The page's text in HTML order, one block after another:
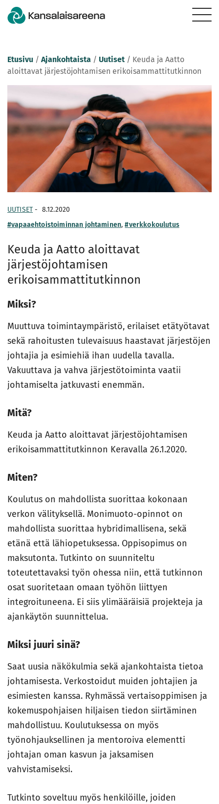
Etusivu / Ajankohtaista / Uutiset / Keuda ja Aatto
aloittavat järjestöjohtamisen erikoisammattitutkinnon
UUTISET - 8.12.2020
#vapaaehtoistoiminnan johtaminen,#verkkokoulutus
Keuda ja Aatto aloittavat
järjestöjohtamisen
erikoisammattitutkinnon
Miksi?
Muuttuva toimintaympäristö, erilaiset etätyötavat
sekä rahoitusten tulevaisuus haastavat järjestöjen
johtajia ja esimiehiä ihan uudella tavalla.
Vakuuttava ja vahva järjestötoiminta vaatii
johtamiselta jatkuvasti enemmän.
Mitä?
Keuda ja Aatto aloittavat järjestöjohtamisen
erikoisammattitutkinnon Keravalla 26.1.2020.
Miten?
Koulutus on mahdollista suorittaa kokonaan
verkon välityksellä. Monimuoto-opinnot on
mahdollista suorittaa hybridimallisena, sekä
etänä että lähiopetuksessa. Oppisopimus on
maksutonta. Tutkinto on suunniteltu
toteutettavaksi työn ohessa niin, että tutkinnon
osat suoritetaan omaan työhön liittyen
integroituneena. Ei siis ylimääräisiä projekteja ja
ajankäytön suunnittelua.
Miksi juuri sinä?
Saat uusia näkökulmia sekä ajankohtaista tietoa
johtamisesta. Verkostoidut muiden johtajien ja
esimiesten kanssa. Ryhmässä vertaisoppimisen ja
kokemuspohjaisen hiljaisen tiedon siirtäminen
mahdollistuu. Koulutuksessa on myös
työnohjauksellinen ja mentoroiva elementti
johtajan oman kasvun ja jaksamisen
vahvistamiseksi.
Tutkinto soveltuu myös henkilöille, joiden